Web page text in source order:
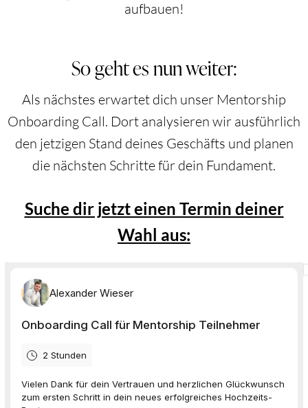
aufbauen!
So geht es nun weiter:
Als nächstes erwartet dich unser Mentorship
Onboarding Call. Dort analysieren wir ausführlich
den jetzigen Stand deines Geschäfts und planen
die nächsten Schritte für dein Fundament.
Suche dir jetzt einen Termin deiner
Wahl aus: